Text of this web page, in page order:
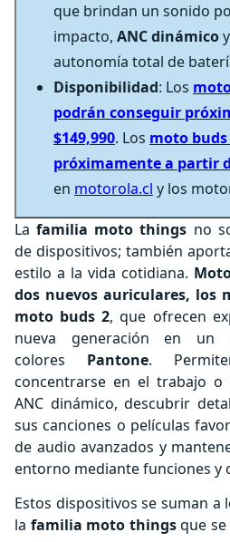
que brindan un sonido
impacto, ANC dinámico
autonomía total de
Disponibilidad: Los
podrán conseguir
$149,990. Los moto
próximamente a partir
en motorola.cl y los
Lafamilia moto things no
de dispositivos; también
estilo a la vida cotidiana.
dos nuevos auriculares, los
moto buds 2, que ofrecen
nueva generación en un
colores Pantone.
concentrarse en el trabajo o
ANC dinámico, descubrir
sus canciones o películas
de audio avanzados y
entorno mediante funciones y
Estos dispositivos se suman
la familia moto thingsque se